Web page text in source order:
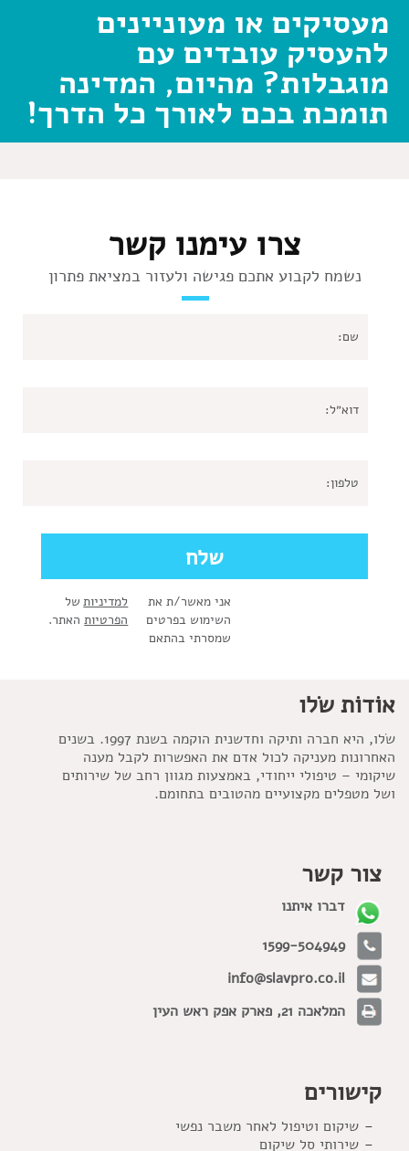
מעסיקים או מעוניינים
להעסיק עובדים עם
מוגבלות? מהיום, המדינה
תומכת בכם לאורך כל הדרך!
צרו עימנו קשר
נשמח לקבוע אתכם פגישה ולעזור במציאת פתרון
אני מאשר/ת את
השימוש בפרטים
שמסרתי בהתאם
למדיניות
הפרטיות
של
האתר.
אוֹדוֹת שׂלו
שׂלו, היא חברה ותיקה וחדשנית הוקמה בשנת 1997. בשנים
האחרונות מעניקה לכול אדם את האפשרות לקבל מענה
שיקומי – טיפולי ייחודי, באמצעות מגוון רחב של שירותים
ושל מטפלים מקצועיים מהטובים בתחומם.
צור קשר
דברו איתנו
1599-504949
info@slavpro.co.il
המלאכה 21, פארק אפק ראש העין
קישורים
שיקום וטיפול לאחר משבר נפשי
שירותי סל שיקום